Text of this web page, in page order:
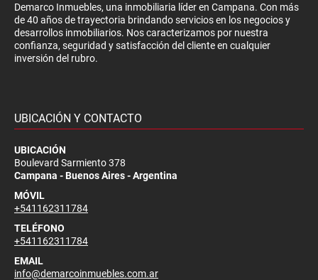
Demarco Inmuebles, una inmobiliaria líder en Campana. Con más
de 40 años de trayectoria brindando servicios en los negocios y
desarrollos inmobiliarios. Nos caracterizamos por nuestra
confianza, seguridad y satisfacción del cliente en cualquier
inversión del rubro.
UBICACIÓN Y CONTACTO
UBICACIÓN
Boulevard Sarmiento 378
Campana - Buenos Aires - Argentina
MÓVIL
+541162311784
TELÉFONO
+541162311784
EMAIL
info@demarcoinmuebles.com.ar